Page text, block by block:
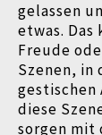
gelassen
etwas. Das
Freude
Szenen, in
gestischen
diese
sorgen mit